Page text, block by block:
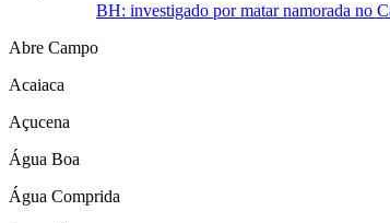
BH: investigado por matar namorada no
Abre Campo
Acaiaca
Açucena
Água Boa
Água Comprida